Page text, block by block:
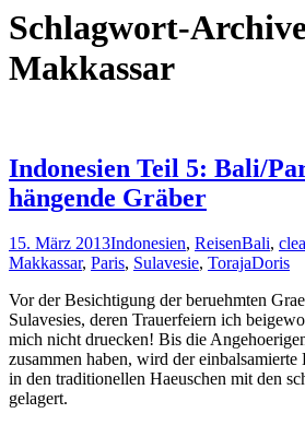
Schlagwort-
Makkassar
Indonesien Teil 5: Bali/
hängende Gräber
15. März 2013Indonesien, ReisenBali,
Makkassar, Paris, Sulavesie, TorajaDoris
Vor der Besichtigung der beruehmten
Sulavesies, deren Trauerfeiern ich
mich nicht druecken! Bis die
zusammen haben, wird der
in den traditionellen Haeuschen mit den
gelagert.